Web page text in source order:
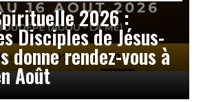
2026 :
Disciples de Jésus-
donne rendez-vous à
Août